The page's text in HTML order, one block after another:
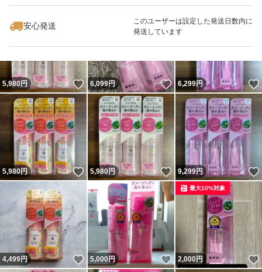
安心発送
このユーザーは設定した発送日数内に
発送しています
5,980円 いいね！
6,099円 いいね！
6,299円
5,980円 いいね！
5,980円 いいね！
9,299円
4,499円 いいね！
5,000円 いいね！
2,000円
最大10%対象